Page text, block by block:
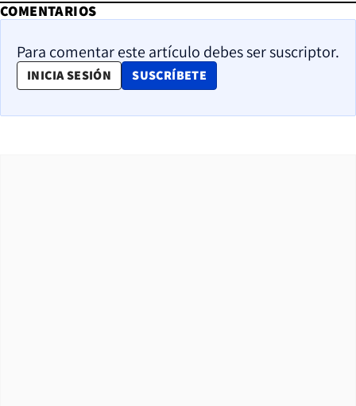
COMENTARIOS
Para comentar este artículo debes ser suscriptor.
INICIA SESIÓN SUSCRÍBETE
OPENS IN NEW WINDOW